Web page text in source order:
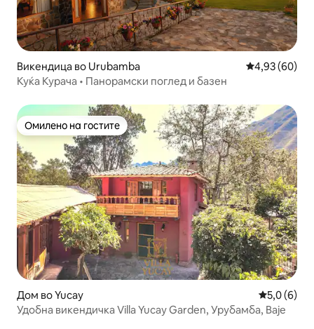
Викендица во Urubamba Просечна
4,93 (60)
Куќа Курача • Панорамски поглед и базен
Омилено на гостите
Омилено на гостите
Дом во Yucay Просечна
5,0 (6)
Удобна викендичка Villa Yucay Garden, Урубамба, Ваје